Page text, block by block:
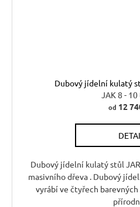
Dubový jídelní kulatý
JAK 8 -
od 12
Dubový jídelní kulatý stůl
masivního dřeva . Dubový
vyrábí ve čtyřech